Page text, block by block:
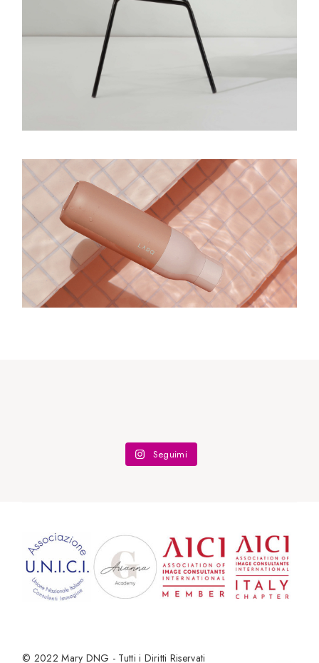
BRIDAL #1
ARMOCROMIA #1
Cromo Analisi
Seguimi
© 2022Mary DNG - Tutti i Diritti Riservati